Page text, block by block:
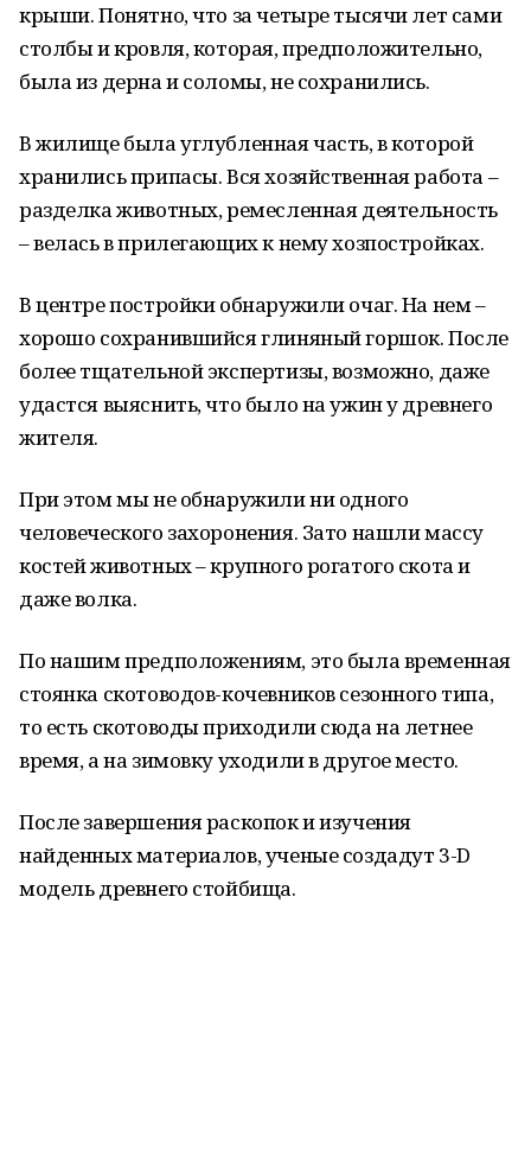
крыши. Понятно, что за четыре тысячи лет сами
столбы и кровля, которая, предположительно,
была из дерна и соломы, не сохранились.
В жилище была углубленная часть, в которой
хранились припасы. Вся хозяйственная работа –
разделка животных, ремесленная деятельность
– велась в прилегающих к нему хозпостройках.
В центре постройки обнаружили очаг. На нем –
хорошо сохранившийся глиняный горшок. После
более тщательной экспертизы, возможно, даже
удастся выяснить, что было на ужин у древнего
жителя.
При этом мы не обнаружили ни одного
человеческого захоронения. Зато нашли массу
костей животных – крупного рогатого скота и
даже волка.
По нашим предположениям, это была временная
стоянка скотоводов-кочевников сезонного типа,
то есть скотоводы приходили сюда на летнее
время, а на зимовку уходили в другое место.
После завершения раскопок и изучения
найденных материалов, ученые создадут 3-D
модель древнего стойбища.